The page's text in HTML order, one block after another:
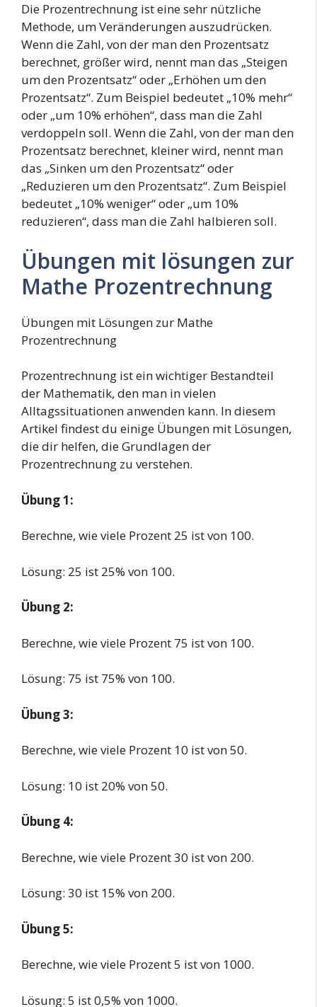
Die Prozentrechnung ist eine sehr nützliche
Methode, um Veränderungen auszudrücken.
Wenn die Zahl, von der man den Prozentsatz
berechnet, größer wird, nennt man das „Steigen
um den Prozentsatz“ oder „Erhöhen um den
Prozentsatz“. Zum Beispiel bedeutet „10% mehr“
oder „um 10% erhöhen“, dass man die Zahl
verdoppeln soll. Wenn die Zahl, von der man den
Prozentsatz berechnet, kleiner wird, nennt man
das „Sinken um den Prozentsatz“ oder
„Reduzieren um den Prozentsatz“. Zum Beispiel
bedeutet „10% weniger“ oder „um 10%
reduzieren“, dass man die Zahl halbieren soll.
Übungen mit lösungen zur
Mathe Prozentrechnung
Übungen mit Lösungen zur Mathe
Prozentrechnung
Prozentrechnung ist ein wichtiger Bestandteil
der Mathematik, den man in vielen
Alltagssituationen anwenden kann. In diesem
Artikel findest du einige Übungen mit Lösungen,
die dir helfen, die Grundlagen der
Prozentrechnung zu verstehen.
Übung 1:
Berechne, wie viele Prozent 25 ist von 100.
Lösung: 25 ist 25% von 100.
Übung 2:
Berechne, wie viele Prozent 75 ist von 100.
Lösung: 75 ist 75% von 100.
Übung 3:
Berechne, wie viele Prozent 10 ist von 50.
Lösung: 10 ist 20% von 50.
Übung 4:
Berechne, wie viele Prozent 30 ist von 200.
Lösung: 30 ist 15% von 200.
Übung 5:
Berechne, wie viele Prozent 5 ist von 1000.
Lösung: 5 ist 0,5% von 1000.